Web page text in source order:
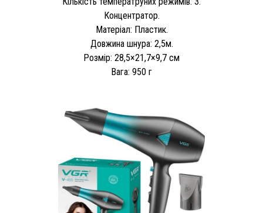
Концентратор.
Матеріал: Пластик.
Довжина шнура: 2,5м.
Розмір: 28,5×21,7×9,7 см
Вага: 950 г